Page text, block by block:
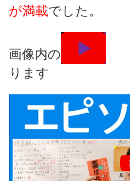
が満載でした。
画像内の
ります